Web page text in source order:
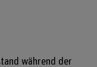
während der